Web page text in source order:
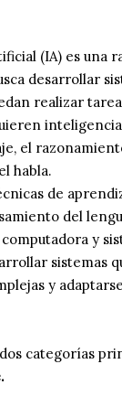
(IA) es una
desarrollar
realizar
inteligencia
el
habla.
de
del
y
sistemas
y
categorías